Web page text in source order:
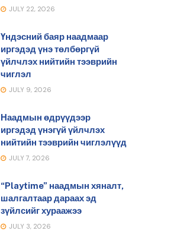
JULY 22, 2026
Үндэсний баяр наадмаар
иргэдэд үнэ төлбөргүй
үйлчлэх нийтийн тээврийн
чиглэл
JULY 9, 2026
Наадмын өдрүүдээр
иргэдэд үнэгүй үйлчлэх
нийтийн тээврийн чиглэлүүд
JULY 7, 2026
“Playtime” наадмын хяналт,
шалгалтаар дараах эд
зүйлсийг хураажээ
JULY 3, 2026